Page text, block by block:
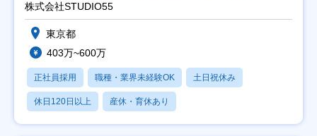
株式会社STUDIO55
東京都
403万~600万
正社員採用 職種・業界未経験OK 土日祝休み
休日120日以上 産休・育休あり